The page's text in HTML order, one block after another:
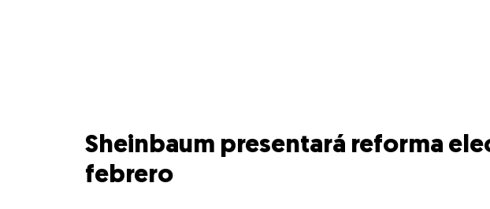
Sheinbaum presentará reforma
febrero